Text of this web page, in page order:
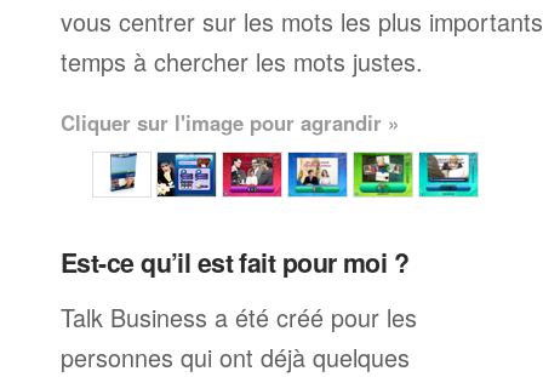
vous centrer sur les mots les plus
temps à chercher les mots justes.
Cliquer sur l'image pour agrandir »
Est-ce qu’il est fait pour moi ?
Talk Business a été créé pour les
personnes qui ont déjà quelques